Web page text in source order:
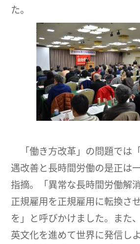
た。
「働き方改革」の問題では
遇改善と長時間労働の是正は
指摘。「異常な長時間労働解
正規雇用を正規雇用に転換さ
を」と呼びかけました。また
英文化を進めて世界に発信し